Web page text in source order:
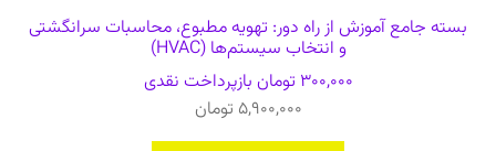
بسته جامع آموزش از راه دور: تهویه مطبوع، محاسبات سرانگشتی
و انتخاب سیستم‌ها (HVAC)
300,000 تومان بازپرداخت نقدی
5,900,000 تومان